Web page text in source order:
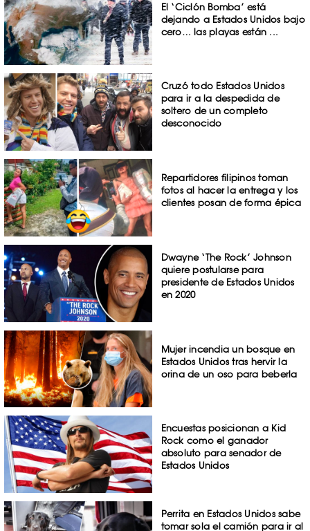
El ‘Ciclón Bomba’ está
dejando a Estados Unidos bajo
cero… las playas están ...
Cruzó todo Estados Unidos
para ir a la despedida de
soltero de un completo
desconocido
Repartidores filipinos toman
fotos al hacer la entrega y los
clientes posan de forma épica
Dwayne ‘The Rock’ Johnson
quiere postularse para
presidente de Estados Unidos
en 2020
Mujer incendia un bosque en
Estados Unidos tras hervir la
orina de un oso para beberla
Encuestas posicionan a Kid
Rock como el ganador
absoluto para senador de
Estados Unidos
Perrita en Estados Unidos sabe
tomar sola el camión para ir al